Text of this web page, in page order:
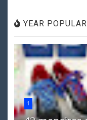
YEAR POPULAR
1